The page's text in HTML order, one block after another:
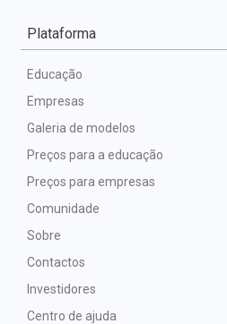
Plataforma
Educação
Empresas
Galeria de modelos
Preços para a educação
Preços para empresas
Comunidade
Sobre
Contactos
Investidores
Centro de ajuda